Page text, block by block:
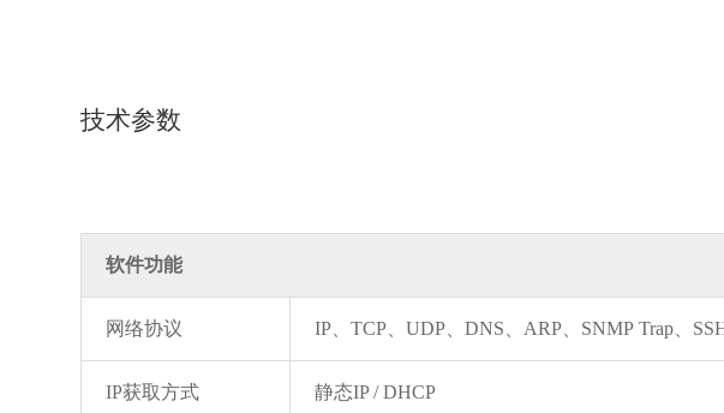
技术参数
软件功能
网络协议 IP、TCP、UDP、DNS、ARP、SNMP Trap、
IP获取方式 静态IP / DHCP